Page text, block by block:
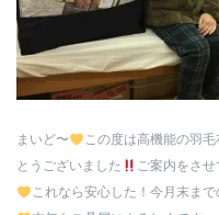
まいど〜
この度は高機能の羽
とうございました
ご案内をさ
これなら安心した！今月末ま